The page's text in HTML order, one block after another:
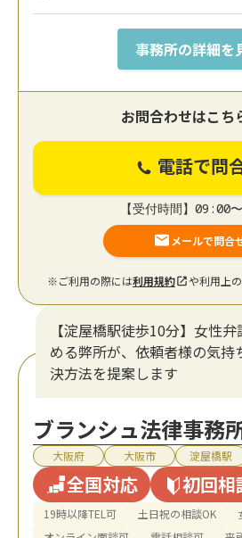
事務所の詳細を
お問合わせはこち
電話で問
【受付時間】09:00
メールで問合
※ご利用の際には利用規約 や利用上の
【淀屋橋駅徒歩10分】女性
める弊所が、依頼者様の気持
決方法を提案します
ブランシュ法律事務
大阪府 大阪市 淀屋橋駅
全国対応 初回相
19時以降TEL可 土日祝の相談OK